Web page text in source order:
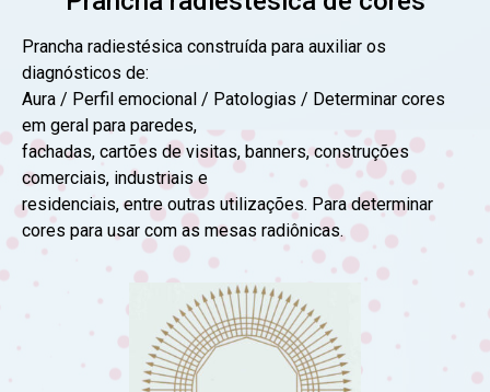
Prancha radiestésica construída para auxiliar os
diagnósticos de:
Aura / Perfil emocional / Patologias / Determinar cores
em geral para paredes,
fachadas, cartões de visitas, banners, construções
comerciais, industriais e
residenciais, entre outras utilizações. Para determinar
cores para usar com as mesas radiônicas.